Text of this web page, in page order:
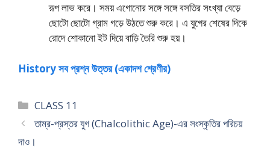
রূপ লাভ করে। সময় এগােনাের সঙ্গে সঙ্গে বসতির সংখ্যা বেড়ে
ছােটো ছােটো গ্রাম গড়ে উঠতে শুরু করে। এ যুগের শেষের দিকে
রােদে শােকানাে ইট দিয়ে বাড়ি তৈরি শুরু হয়।
History সব প্রশ্ন উত্তর (একাদশ শ্রেণীর)
Categories
CLASS 11
তাম্র-প্রস্তর যুগ (Chalcolithic Age)-এর সংস্কৃতির পরিচয়
দাও।